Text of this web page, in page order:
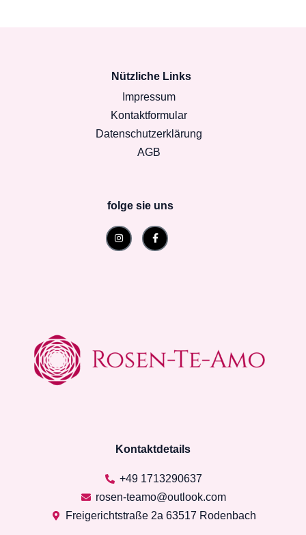
Kontaktdetails
+49 1713290637
rosen-teamo@outlook.com
Freigerichtstraße 2a 63517 Rodenbach
folge sie uns
InstagramFacebook-
f
Nützliche Links
Impressum
Kontaktformular
Datenschutzerklärung
AGB